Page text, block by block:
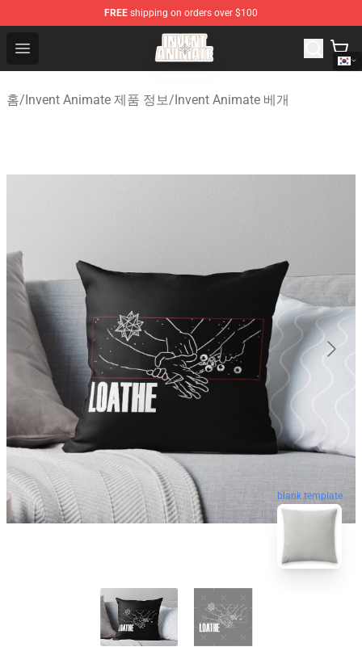
FREE shipping on orders over $100
Open menu
Invent Animate Shop - Official Invent Animate
홈/Invent Animate 제품 정보/Invent Animate 베개
blank template